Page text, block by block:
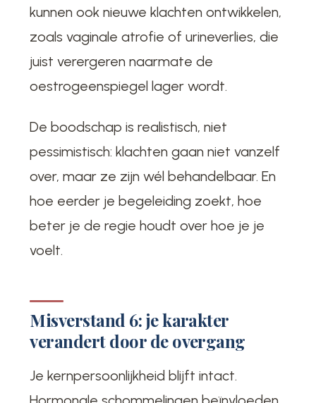
kunnen ook nieuwe klachten ontwikkelen,
zoals vaginale atrofie of urineverlies, die
juist verergeren naarmate de
oestrogeenspiegel lager wordt.
De boodschap is realistisch, niet
pessimistisch: klachten gaan niet vanzelf
over, maar ze zijn wél behandelbaar. En
hoe eerder je begeleiding zoekt, hoe
beter je de regie houdt over hoe je je
voelt.
Misverstand 6: je karakter
verandert door de overgang
Je kernpersoonlijkheid blijft intact.